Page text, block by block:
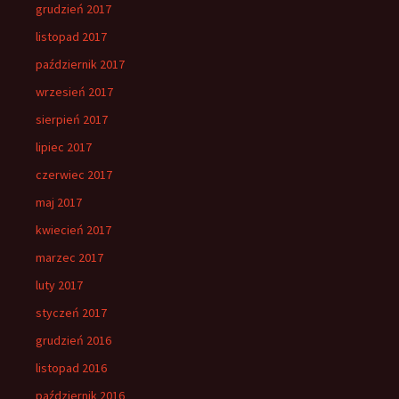
grudzień 2017
listopad 2017
październik 2017
wrzesień 2017
sierpień 2017
lipiec 2017
czerwiec 2017
maj 2017
kwiecień 2017
marzec 2017
luty 2017
styczeń 2017
grudzień 2016
listopad 2016
październik 2016